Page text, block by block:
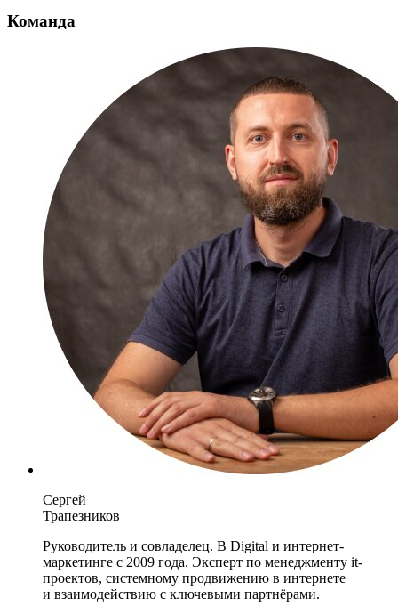
Команда
Сергей
Трапезников
Руководитель и совладелец. В Digital и интернет-
маркетинге с 2009 года. Эксперт по менеджменту it-
проектов, системному продвижению в интернете
и взаимодействию с ключевыми партнёрами.